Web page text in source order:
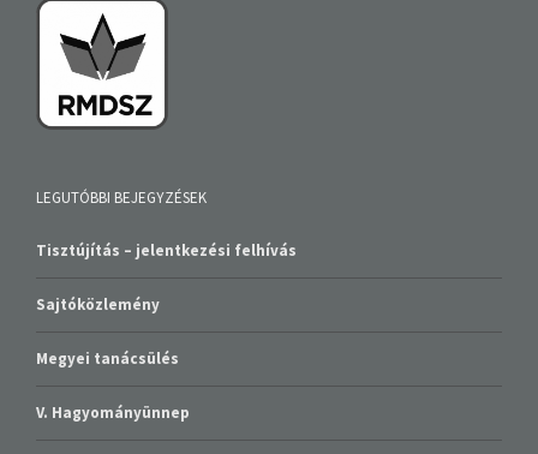
LEGUTÓBBI BEJEGYZÉSEK
Tisztújítás – jelentkezési felhívás
Sajtóközlemény
Megyei tanácsülés
V. Hagyományünnep